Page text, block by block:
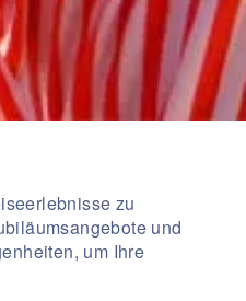
zu
und
um Ihre